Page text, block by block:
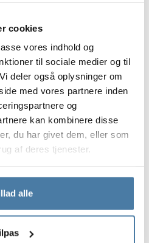
cookies
vores indhold og
til sociale medier og til
deler også oplysninger om
med vores partnere inden
og
kan kombinere disse
du har givet dem, eller som
af deres tjenester.
alle